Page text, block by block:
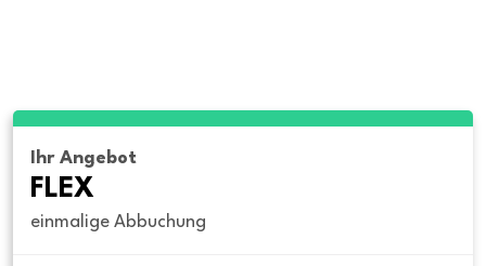
Ihr Angebot
FLEX
einmalige Abbuchung